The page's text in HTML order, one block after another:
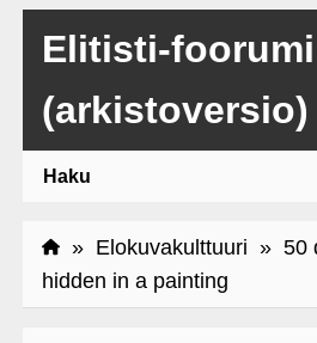
Elitisti-foorumi
(arkistoversio)
Haku
» Elokuvakulttuuri » 50
hidden in a painting